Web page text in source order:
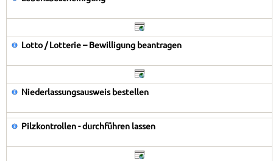
Lotto / Lotterie – Bewilligung beantragen
Niederlassungsausweis bestellen
Pilzkontrollen - durchführen lassen